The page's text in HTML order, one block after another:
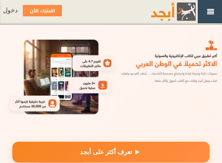
تعرف أكثر على أبجد
اشترك الآن دخول